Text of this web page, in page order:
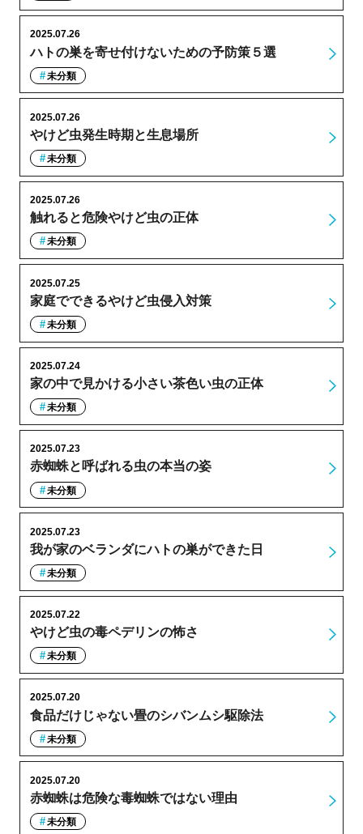
ハトの巣を寄せ付けないための予防策５選
2025.07.26
未分類
やけど虫発生時期と生息場所
2025.07.26
未分類
触れると危険やけど虫の正体
2025.07.26
未分類
家庭でできるやけど虫侵入対策
2025.07.25
未分類
家の中で見かける小さい茶色い虫の正体
2025.07.24
未分類
赤蜘蛛と呼ばれる虫の本当の姿
2025.07.23
未分類
我が家のベランダにハトの巣ができた日
2025.07.23
未分類
やけど虫の毒ペデリンの怖さ
2025.07.22
未分類
食品だけじゃない畳のシバンムシ駆除法
2025.07.20
未分類
赤蜘蛛は危険な毒蜘蛛ではない理由
2025.07.20
未分類